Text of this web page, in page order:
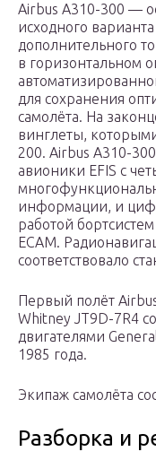
Airbus A310-300 —
исходного
дополнительного
в горизонтальном
для сохранения
самолёта. На
винглеты,
200. Airbus A310-
авионики EFIS с
информации, и
работой
ЕСАМ.
соответствовало
Первый полёт
Whitney JT9D-7R4
двигателями
1985 года.
Экипаж самолёта
Разборка и